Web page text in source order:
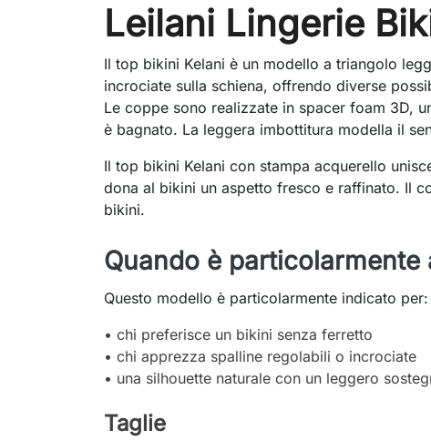
Leilani Lingerie
Il top bikini Kelani è un modello a triangolo
incrociate sulla schiena, offrendo diverse
Le coppe sono realizzate in spacer foam 3D,
è bagnato. La leggera imbottitura modella il
Il top bikini Kelani con stampa acquerello
dona al bikini un aspetto fresco e raffinato. Il
bikini.
Quando è
Questo modello è particolarmente indicato per:
• chi preferisce un bikini senza ferretto
• chi apprezza spalline regolabili o incrociate
• una silhouette naturale con un leggero
Taglie